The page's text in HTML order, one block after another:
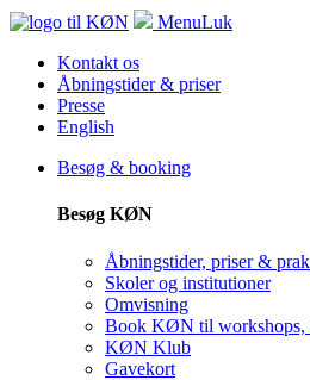
MenuLuk
Kontakt os
Åbningstider & priser
Presse
English
Besøg & booking
Besøg KØN
Åbningstider, priser &
Skoler og institutioner
Omvisning
Book KØN til workshops,
KØN Klub
Gavekort